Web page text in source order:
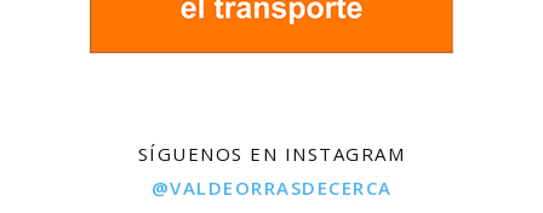
SÍGUENOS EN INSTAGRAM
@VALDEORRASDECERCA